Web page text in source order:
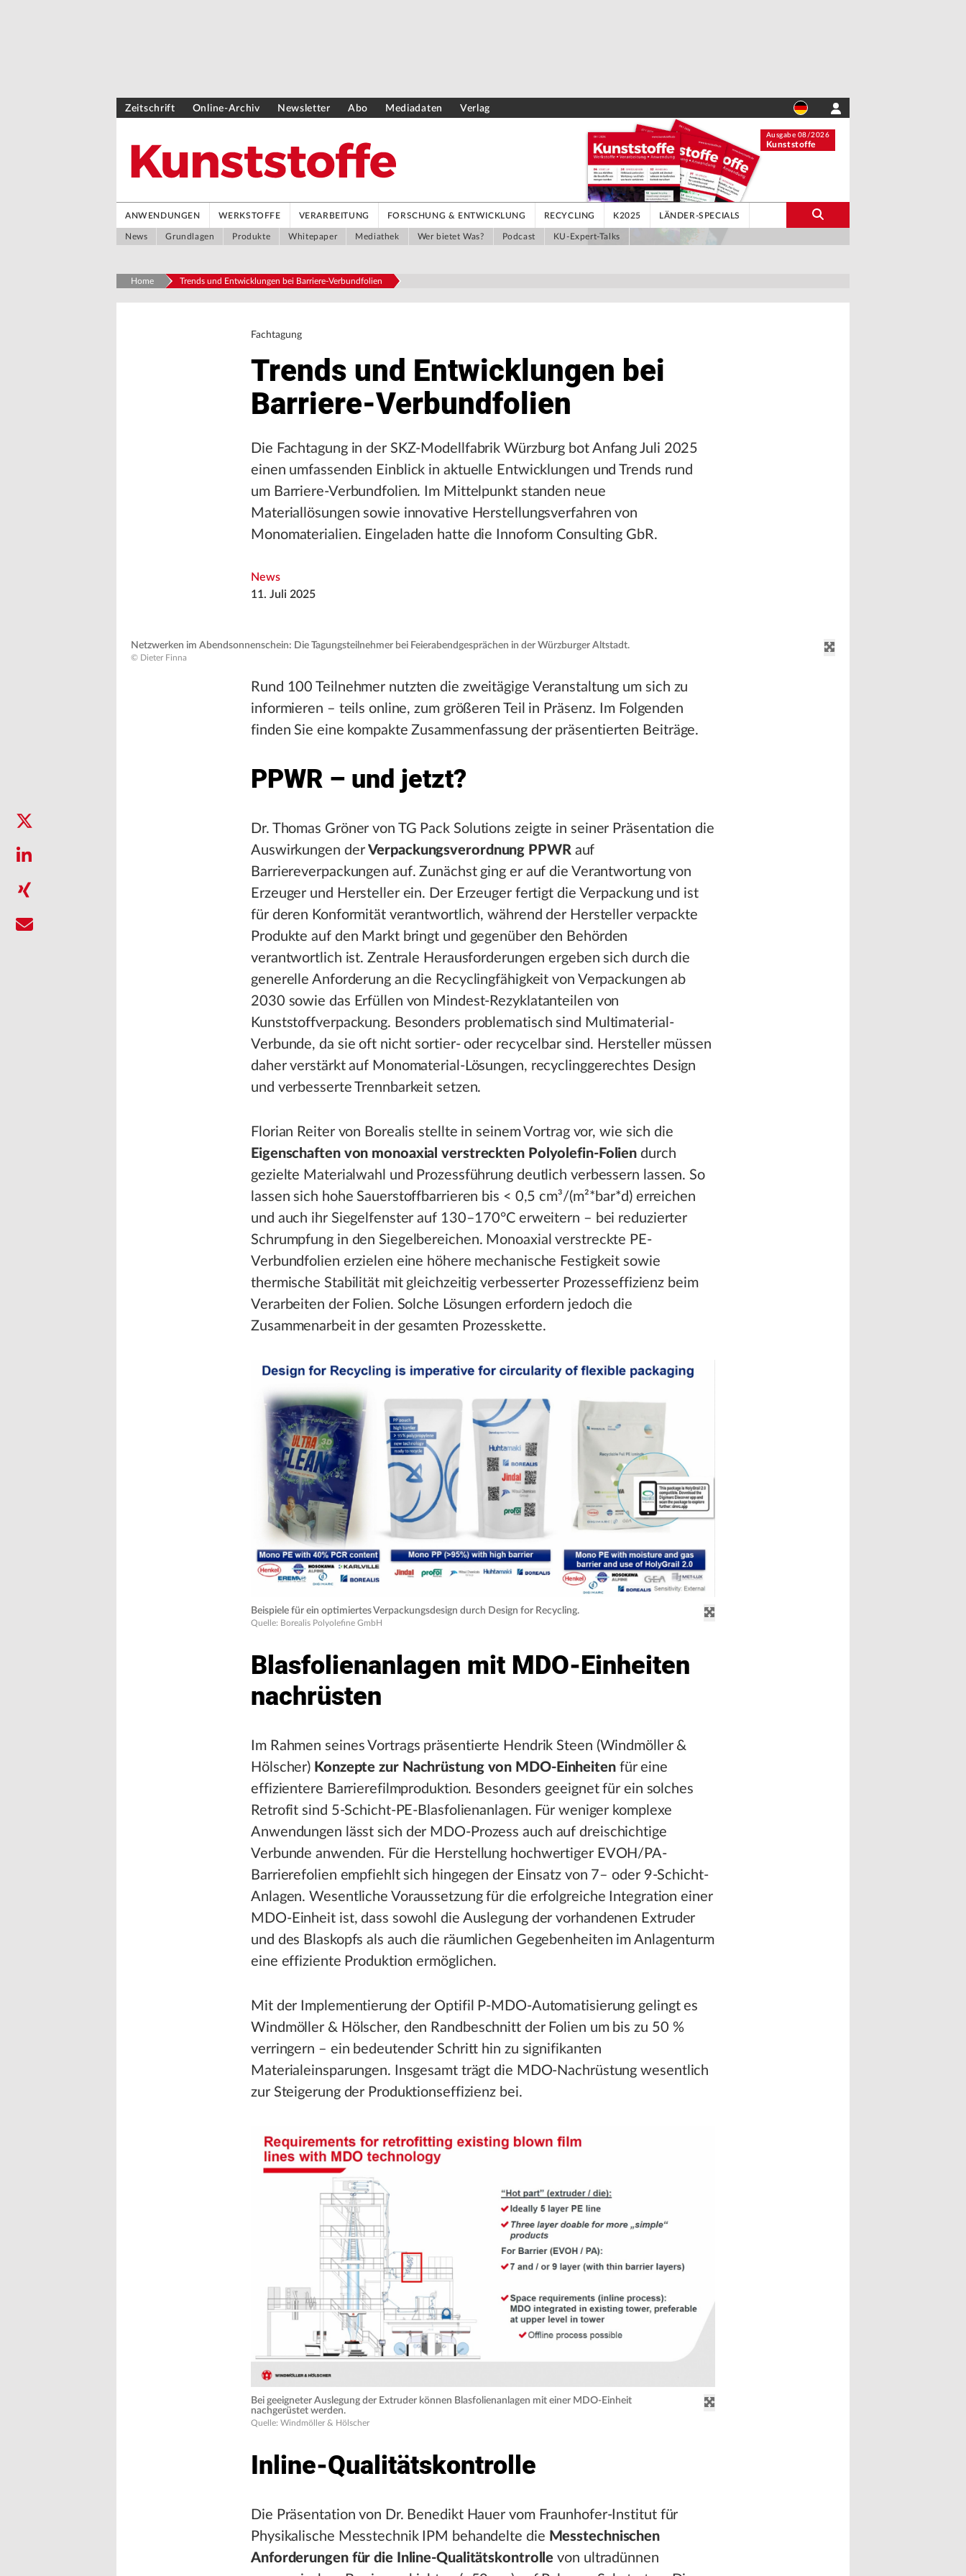
Zeitschrift Online-Archiv Newsletter Abo Mediadaten Verlag
Ausgabe 08/2026
Kunststoffe
ANWENDUNGEN WERKSTOFFE VERARBEITUNG FORSCHUNG & ENTWICKLUNG RECYCLING K2025 LÄNDER-SPECIALS
News Grundlagen Produkte Whitepaper Mediathek Wer bietet Was? Podcast KU-Expert-Talks
Home Trends und Entwicklungen bei Barriere-Verbundfolien
Fachtagung
Trends und Entwicklungen bei
Barriere-Verbundfolien
Die Fachtagung in der SKZ-Modellfabrik Würzburg bot Anfang Juli 2025
einen umfassenden Einblick in aktuelle Entwicklungen und Trends rund
um Barriere-Verbundfolien. Im Mittelpunkt standen neue
Materiallösungen sowie innovative Herstellungsverfahren von
Monomaterialien. Eingeladen hatte die Innoform Consulting GbR.
News
11. Juli 2025
Netzwerken im Abendsonnenschein: Die Tagungsteilnehmer bei Feierabendgesprächen in der Würzburger Altstadt.
© Dieter Finna
Rund 100 Teilnehmer nutzten die zweitägige Veranstaltung um sich zu
informieren – teils online, zum größeren Teil in Präsenz. Im Folgenden
finden Sie eine kompakte Zusammenfassung der präsentierten Beiträge.
PPWR – und jetzt?
Dr. Thomas Gröner von TG Pack Solutions zeigte in seiner Präsentation die
Auswirkungen derVerpackungsverordnung PPWRauf
Barriereverpackungen auf. Zunächst ging er auf die Verantwortung von
Erzeuger und Hersteller ein. Der Erzeuger fertigt die Verpackung und ist
für deren Konformität verantwortlich, während der Hersteller verpackte
Produkte auf den Markt bringt und gegenüber den Behörden
verantwortlich ist. Zentrale Herausforderungen ergeben sich durch die
generelle Anforderung an die Recyclingfähigkeit von Verpackungen ab
2030 sowie das Erfüllen von Mindest-Rezyklatanteilen von
Kunststoffverpackung. Besonders problematisch sind Multimaterial-
Verbunde, da sie oft nicht sortier- oder recycelbar sind. Hersteller müssen
daher verstärkt auf Monomaterial-Lösungen, recyclinggerechtes Design
und verbesserte Trennbarkeit setzen.
Florian Reiter von Borealis stellte in seinem Vortrag vor, wie sich die
Eigenschaften von monoaxial verstreckten Polyolefin-Folien durch
gezielte Materialwahl und Prozessführung deutlich verbessern lassen. So
lassen sich hohe Sauerstoffbarrieren bis < 0,5 cm³/(m²*bar*d) erreichen
und auch ihr Siegelfenster auf 130–170°C erweitern – bei reduzierter
Schrumpfung in den Siegelbereichen. Monoaxial verstreckte PE-
Verbundfolien erzielen eine höhere mechanische Festigkeit sowie
thermische Stabilität mit gleichzeitig verbesserter Prozesseffizienz beim
Verarbeiten der Folien. Solche Lösungen erfordern jedoch die
Zusammenarbeit in der gesamten Prozesskette.
Beispiele für ein optimiertes Verpackungsdesign durch Design for Recycling.
Quelle: Borealis Polyolefine GmbH
Blasfolienanlagen mit MDO-Einheiten
nachrüsten
Im Rahmen seines Vortrags präsentierte Hendrik Steen (Windmöller &
Hölscher) Konzepte zur Nachrüstung von MDO-Einheitenfür eine
effizientere Barrierefilmproduktion. Besonders geeignet für ein solches
Retrofit sind 5-Schicht-PE-Blasfolienanlagen. Für weniger komplexe
Anwendungen lässt sich der MDO-Prozess auch auf dreischichtige
Verbunde anwenden. Für die Herstellung hochwertiger EVOH/PA-
Barrierefolien empfiehlt sich hingegen der Einsatz von 7– oder 9-Schicht-
Anlagen. Wesentliche Voraussetzung für die erfolgreiche Integration einer
MDO-Einheit ist, dass sowohl die Auslegung der vorhandenen Extruder
und des Blaskopfs als auch die räumlichen Gegebenheiten im Anlagenturm
eine effiziente Produktion ermöglichen.
Mit der Implementierung der Optifil P-MDO-Automatisierung gelingt es
Windmöller & Hölscher, den Randbeschnitt der Folien um bis zu 50 %
verringern – ein bedeutender Schritt hin zu signifikanten
Materialeinsparungen. Insgesamt trägt die MDO-Nachrüstung wesentlich
zur Steigerung der Produktionseffizienz bei.
Bei geeigneter Auslegung der Extruder können Blasfolienanlagen mit einer MDO-Einheit
nachgerüstet werden.
Quelle: Windmöller & Hölscher
Inline-Qualitätskontrolle
Die Präsentation von Dr. Benedikt Hauer vom Fraunhofer-Institut für
Physikalische Messtechnik IPM behandelte die Messtechnischen
Anforderungen für die Inline-Qualitätskontrolle von ultradünnen